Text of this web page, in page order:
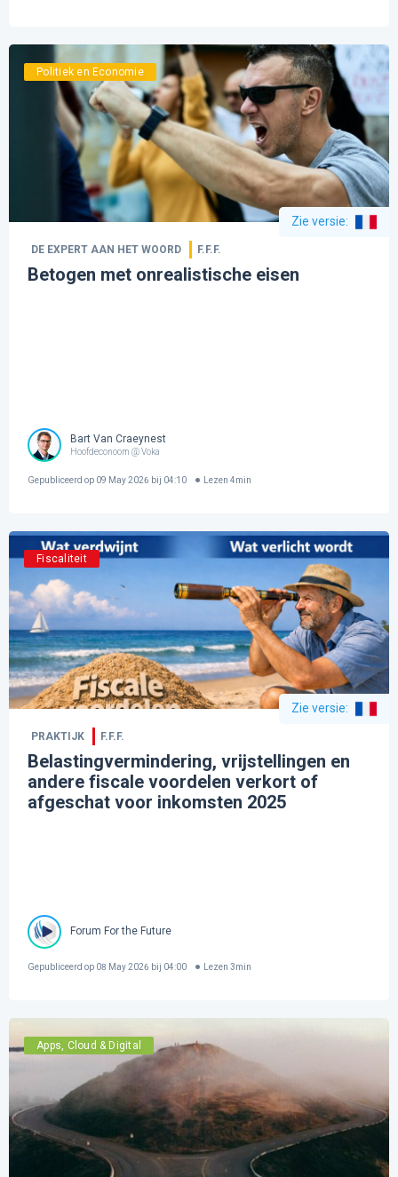
Politiek en Economie
Zie versie:
DE EXPERT AAN HET WOORD F.F.F.
Betogen met onrealistische eisen
Bart Van Craeynest
Hoofdeconoom @ Voka
Gepubliceerd op 09 May 2026 bij 04:10 Lezen 4min
Fiscaliteit
Zie versie:
PRAKTIJK F.F.F.
Belastingvermindering, vrijstellingen en
andere fiscale voordelen verkort of
afgeschat voor inkomsten 2025
Forum For the Future
Gepubliceerd op 08 May 2026 bij 04:00 Lezen 3min
Apps, Cloud & Digital